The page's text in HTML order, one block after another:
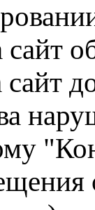
сайт